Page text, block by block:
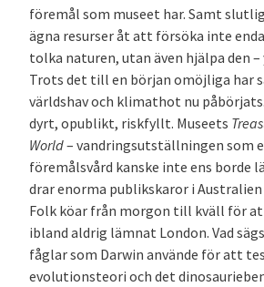
föremål som museet har. Samt
ägna resurser åt att försöka inte
tolka naturen, utan även hjälpa den –
Trots det till en början omöjliga har
världshav och klimathot nu
dyrt, opublikt, riskfyllt. Museets
World– vandringsutställningen som
föremålsvård kanske inte ens borde
drar enorma publikskaror i Australien
Folk köar från morgon till kväll för
ibland aldrig lämnat London. Vad
fåglar som Darwin använde för att
evolutionsteori och det